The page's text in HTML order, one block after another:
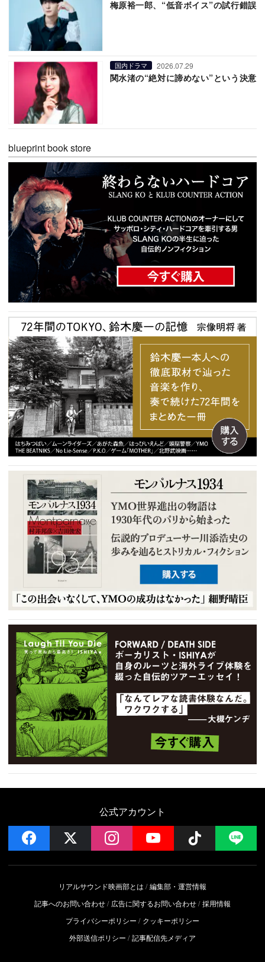
梅原裕一郎、“低音ボイス”の試行錯誤
国内ドラマ 2026.07.29
関水渚の“絶対に諦めない”という決意
blueprint book store
公式アカウント
facebook instagramYouTube Follow
リアルサウンド映画部とは
編集部・運営情報
記事へのお問い合わせ
広告に関するお問い合わせ 採用情報
プライバシーポリシー
クッキーポリシー
外部送信ポリシー
記事配信先メディア